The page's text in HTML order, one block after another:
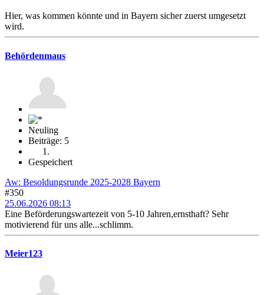
Hier, was kommen könnte und in Bayern sicher zuerst umgesetzt
wird.
Behördenmaus
Neuling
Beiträge: 5
Gespeichert
Aw: Besoldungsrunde 2025-2028 Bayern
#350
25.06.2026 08:13
Eine Beförderungswartezeit von 5-10 Jahren,ernsthaft? Sehr
motivierend für uns alle...schlimm.
Meier123